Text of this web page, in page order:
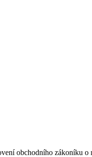
obchodního zákoníku o